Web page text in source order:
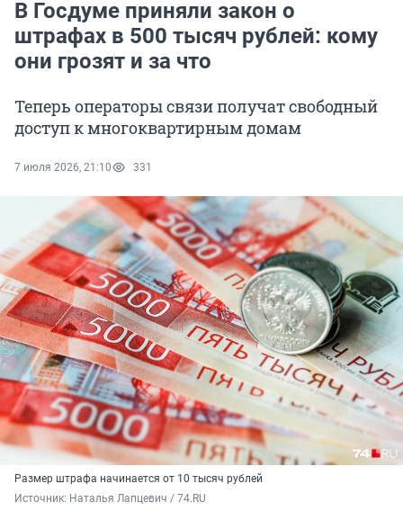
В Госдуме приняли закон о
штрафах в 500 тысяч рублей: кому
они грозят и за что
Теперь операторы связи получат свободный
доступ к многоквартирным домам
7 июля 2026, 21:10 331
Размер штрафа начинается от 10 тысяч рублей
Источник: Наталья Лапцевич / 74.RU